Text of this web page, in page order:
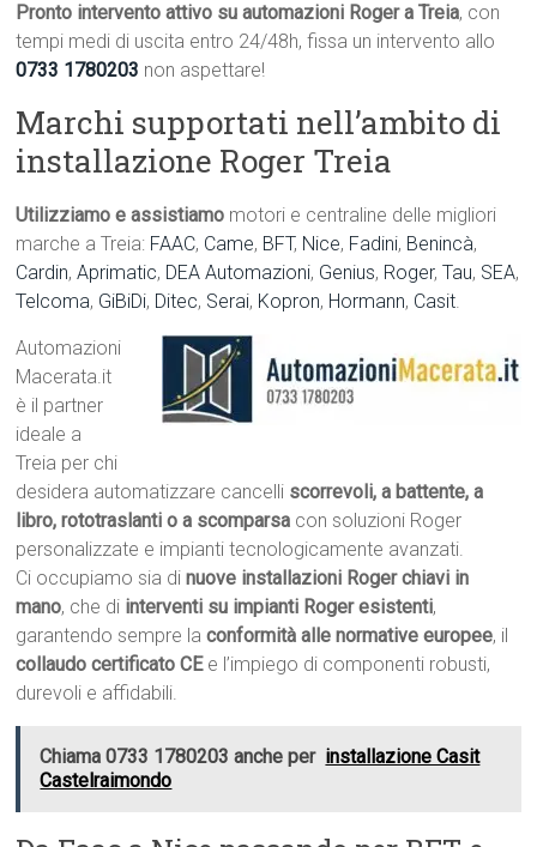
Pronto intervento attivo su automazioni Roger a Treia, con
tempi medi di uscita entro 24/48h, fissa un intervento allo
0733 1780203 non aspettare!
Marchi supportati nell’ambito di
installazione Roger Treia
Utilizziamo e assistiamo motori e centraline delle migliori
marche a Treia: FAAC, Came, BFT, Nice, Fadini, Benincà,
Cardin,Aprimatic, DEA Automazioni, Genius, Roger,Tau, SEA,
Telcoma, GiBiDi, Ditec, Serai, Kopron, Hormann, Casit.
Automazioni
Macerata.it
è il partner
ideale a
Treia per chi
desidera automatizzare cancelli scorrevoli, a battente, a
libro, rototraslanti o a scomparsa con soluzioni Roger
personalizzate e impianti tecnologicamente avanzati.
Ci occupiamo sia dinuove installazioni Roger chiavi in
mano, che di interventi su impianti Roger esistenti,
garantendo sempre laconformità alle normative europee, il
collaudo certificato CEe l’impiego di componenti robusti,
durevoli e affidabili.
Chiama 0733 1780203 anche per installazione Casit
Castelraimondo